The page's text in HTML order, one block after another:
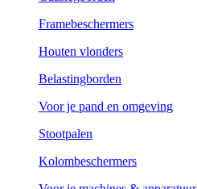
Framebeschermers
Houten vlonders
Belastingborden
Voor je pand en omgeving
Stootpalen
Kolombeschermers